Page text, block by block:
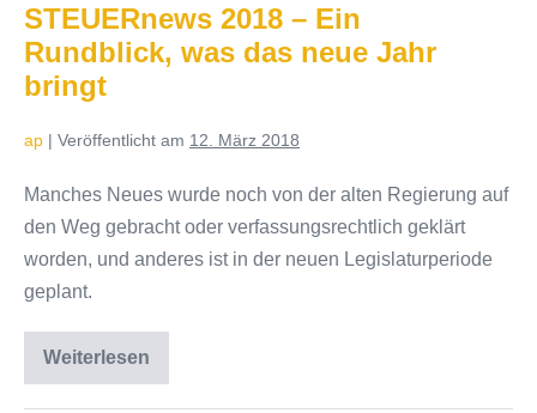
STEUERnews 2018 – Ein
Rundblick, was das neue Jahr
bringt
ap | Veröffentlicht am 12. März 2018
Manches Neues wurde noch von der alten Regierung auf
den Weg gebracht oder verfassungsrechtlich geklärt
worden, und anderes ist in der neuen Legislaturperiode
geplant.
WeiterlesenSTEUERnews
2018